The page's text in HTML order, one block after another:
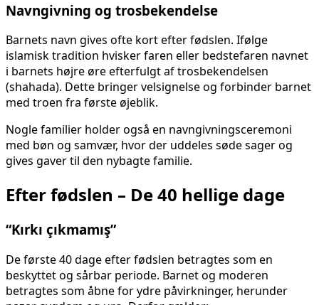
Navngivning og trosbekendelse
Barnets navn gives ofte kort efter fødslen. Ifølge
islamisk tradition hvisker faren eller bedstefaren navnet
i barnets højre øre efterfulgt af trosbekendelsen
(shahada). Dette bringer velsignelse og forbinder barnet
med troen fra første øjeblik.
Nogle familier holder også en navngivningsceremoni
med bøn og samvær, hvor der uddeles søde sager og
gives gaver til den nybagte familie.
Efter fødslen – De 40 hellige dage
“Kırkı çıkmamış”
De første 40 dage efter fødslen betragtes som en
beskyttet og sårbar periode. Barnet og moderen
betragtes som åbne for ydre påvirkninger, herunder